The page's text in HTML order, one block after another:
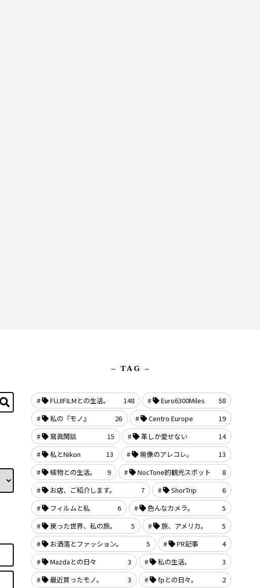
– TAG –
FUJIFILMとの生活。 148 Euro6300Miles
58
私の『モノ』
26 Centro Europe
19
寫眞閑談
15 革しか愛せない
14
私とNikon
13 現像のアレコレ。
13
植物との生活。
9 NocTone的観光スポット
8
お店、ご紹介します。
7 ShorTrip
6
フィルムと私
6 色んなカメラ。
5
戻った世界、私の旅。
5 旅、アメリカ。
5
お洒落とファッション。
5 PR記事
4
Mazdaとの日々
3 私の生活。
3
最近買ったモノ。
3 fpとの日々。 2